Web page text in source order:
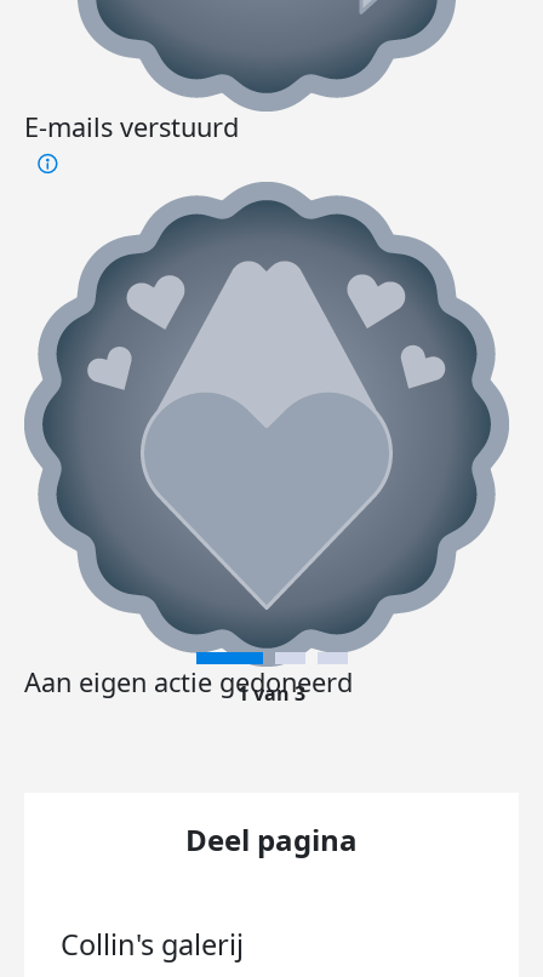
E-mails verstuurd
Aan eigen actie gedoneerd
1 van 3
Deel pagina
Collin's galerij